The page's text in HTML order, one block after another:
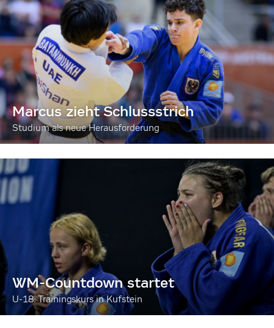
Marcus zieht Schlussstrich
Studium als neue Herausforderung
WM-Countdown startet
U-18: Trainingskurs in Kufstein